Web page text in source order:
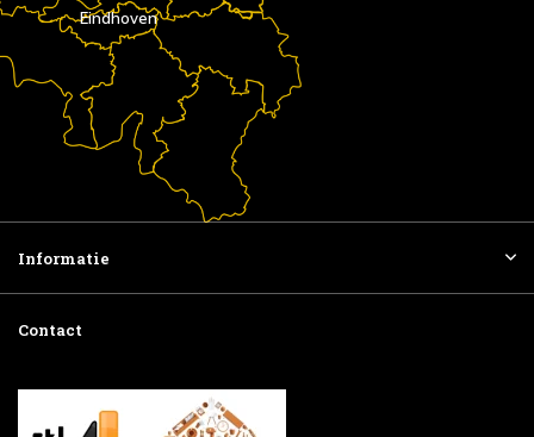
Eindhoven
Informatie
Contact